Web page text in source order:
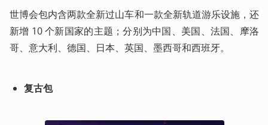
世博会包内含两款全新过山车和一款全新轨道游乐设施，还
新增 10 个新国家的主题；分别为中国、美国、法国、摩洛
哥、意大利、德国、日本、英国、墨西哥和西班牙。
复古包